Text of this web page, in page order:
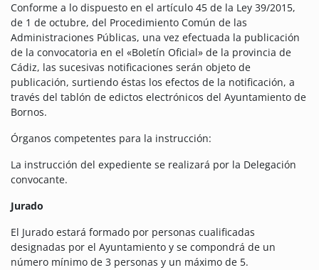
Conforme a lo dispuesto en el artículo 45 de la Ley 39/2015,
de 1 de octubre, del Procedimiento Común de las
Administraciones Públicas, una vez efectuada la publicación
de la convocatoria en el «Boletín Oficial» de la provincia de
Cádiz, las sucesivas notificaciones serán objeto de
publicación, surtiendo éstas los efectos de la notificación, a
través del tablón de edictos electrónicos del Ayuntamiento de
Bornos.
Órganos competentes para la instrucción:
La instrucción del expediente se realizará por la Delegación
convocante.
Jurado
El Jurado estará formado por personas cualificadas
designadas por el Ayuntamiento y se compondrá de un
número mínimo de 3 personas y un máximo de 5.